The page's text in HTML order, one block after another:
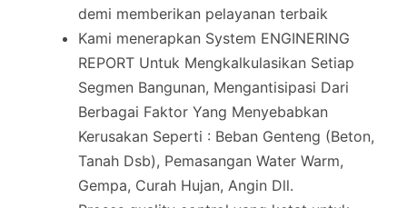
demi memberikan pelayanan terbaik
Kami menerapkan System ENGINERING
REPORT Untuk Mengkalkulasikan Setiap
Segmen Bangunan, Mengantisipasi Dari
Berbagai Faktor Yang Menyebabkan
Kerusakan Seperti : Beban Genteng (Beton,
Tanah Dsb), Pemasangan Water Warm,
Gempa, Curah Hujan, Angin Dll.